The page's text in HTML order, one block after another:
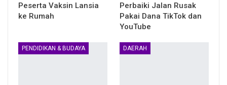
Peserta Vaksin Lansia
ke Rumah
Perbaiki Jalan Rusak
Pakai Dana TikTok dan
YouTube
PENDIDIKAN & BUDAYA DAERAH